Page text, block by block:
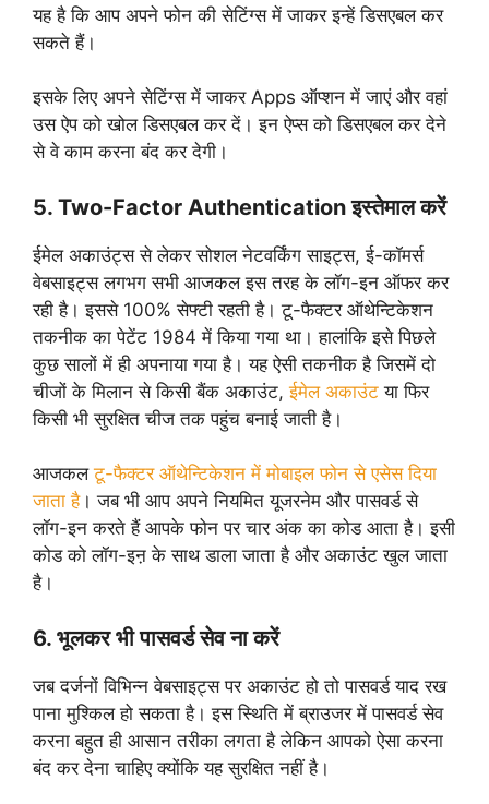
यह है कि आप अपने फोन की सेटिंग्स में जाकर इन्हें डिसएबल कर
सकते हैं।
इसके लिए अपने सेटिंग्स में जाकर Apps ऑप्शन में जाएं और वहां
उस ऐप को खोल डिसएबल कर दें। इन ऐप्स को डिसएबल कर देने
से वे काम करना बंद कर देगी।
5. Two-Factor Authentication इस्तेमाल करें
ईमेल अकाउंट्स से लेकर सोशल नेटवर्किंग साइट्स, ई-कॉमर्स
वेबसाइट्स लगभग सभी आजकल इस तरह के लॉग-इन ऑफर कर
रही है। इससे 100% सेफ्टी रहती है। टू-फैक्टर ऑथेन्टिकेशन
तकनीक का पेटेंट 1984 में किया गया था। हालांकि इसे पिछले
कुछ सालों में ही अपनाया गया है। यह ऐसी तकनीक है जिसमें दो
चीजों के मिलान से किसी बैंक अकाउंट,ईमेल अकाउंट या फिर
किसी भी सुरक्षित चीज तक पहुंच बनाई जाती है।
आजकलटू-फैक्टर ऑथेन्टिकेशन में मोबाइल फोन से एसेस दिया
जाता है। जब भी आप अपने नियमित यूजरनेम और पासवर्ड से
लॉग-इन करते हैं आपके फोन पर चार अंक का कोड आता है। इसी
कोड को लॉग-इऩ के साथ डाला जाता है और अकाउंट खुल जाता
है।
6. भूलकर भी पासवर्ड सेव ना करें
जब दर्जनों विभिन्न वेबसाइट्स पर अकाउंट हो तो पासवर्ड याद रख
पाना मुश्किल हो सकता है। इस स्थिति में ब्राउजर में पासवर्ड सेव
करना बहुत ही आसान तरीका लगता है लेकिन आपको ऐसा करना
बंद कर देना चाहिए क्योंकि यह सुरक्षित नहीं है।